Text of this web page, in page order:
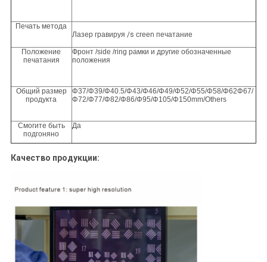
Печать метода
Лазер гравируя /s creen печатание
Положение
печатания
Фронт /side /ring рамки и другие обозначенные
положения
Общий размер
продукта
Φ37/Φ39/Φ40.5/Φ43/Φ46/Φ49/Φ52/Φ55/Φ58/Φ62Φ67/
Φ72/Φ77/Φ82/Φ86/Φ95/Φ105/Φ150mm/Others
Смогите быть
подгоняно
Да
Качество продукции: